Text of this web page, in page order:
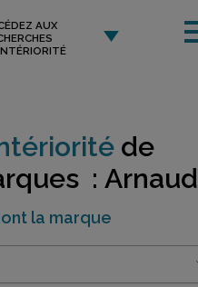
AUX
de
: Arnaud
la marque